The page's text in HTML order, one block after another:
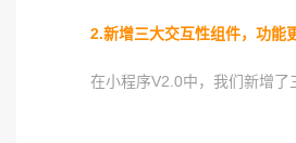
2.新增三大交互性组件，功能
在小程序V2.0中，我们新增了